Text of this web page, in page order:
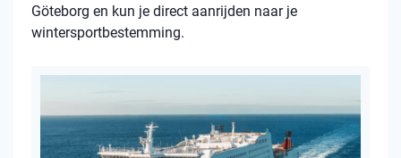
Göteborg en kun je direct aanrijden naar je
wintersportbestemming.